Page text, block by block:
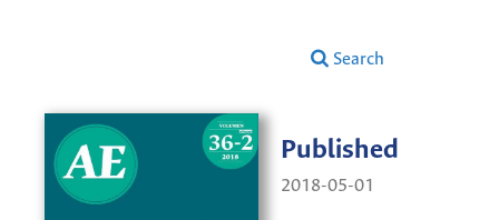
Search
Published
2018-05-01